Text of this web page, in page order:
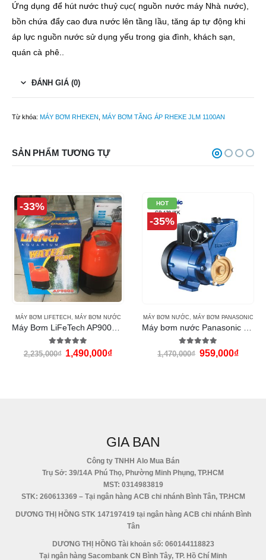
Ứng dụng để hút nước thuỷ cục( nguồn nước máy Nhà nước),
bồn chứa đẩy cao đưa nước lên tầng lầu, tăng áp tự động khi
áp lực nguồn nước sử dụng yếu trong gia đình, khách sạn,
quán cà phê..
ĐÁNH GIÁ (0)
Từ khóa: MÁY BƠM RHEKEN MÁY BƠM TĂNG ÁP RHEKE JLM 1100AN
SẢN PHẨM TƯƠNG TỰ
HOT
-35%
MÁY BƠM NƯỚC,MÁY BƠM PANASONIC
5.00 out of 5
1,470,000₫ 959,000₫
-33%
MÁY BƠM NƯỚC, MÁY THỔI KHÍ RESUN
5.00out of 5
5,841,000₫ 3,894,000₫
GIA BAN
Công ty TNHH Alo Mua Bán
Trụ Sở: 39/14A Phú Thọ, Phường Minh Phụng, TP.HCM
MST: 0314983819
STK: 260613369 – Tại ngân hàng ACB chi nhánh Bình Tân, TP.HCM
DƯƠNG THỊ HỒNG STK 147197419 tại ngân hàng ACB chi nhánh Bình
Tân
DƯƠNG THỊ HỒNG Tài khoản số: 060144118823
Tại ngân hàng Sacombank CN Bình Tây, TP. Hồ Chí Minh